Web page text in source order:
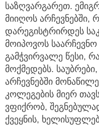
საზღვარგარეთ.
მიიღოს არჩევნებში,
დარეგისტრირდეს
მოიპოვოს
გამჭვირვალე წესი,
მოქმედებს.
არჩევნებში
კოლეგების მიერ
ვფიქრობ,
ქვეყნის,